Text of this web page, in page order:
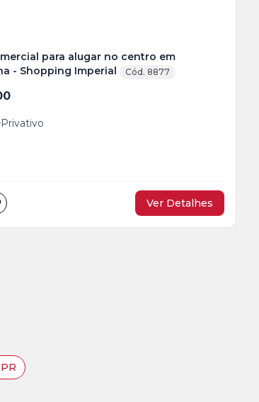
para alugar no centro em
- Shopping Imperial
Cód. 8877
Privativo
Ver Detalhes